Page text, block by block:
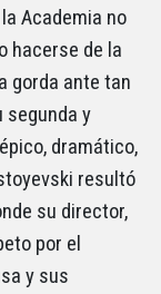
Academia no
hacerse de la
gorda ante tan
segunda y
dramático,
resultó
su director,
por el
y sus